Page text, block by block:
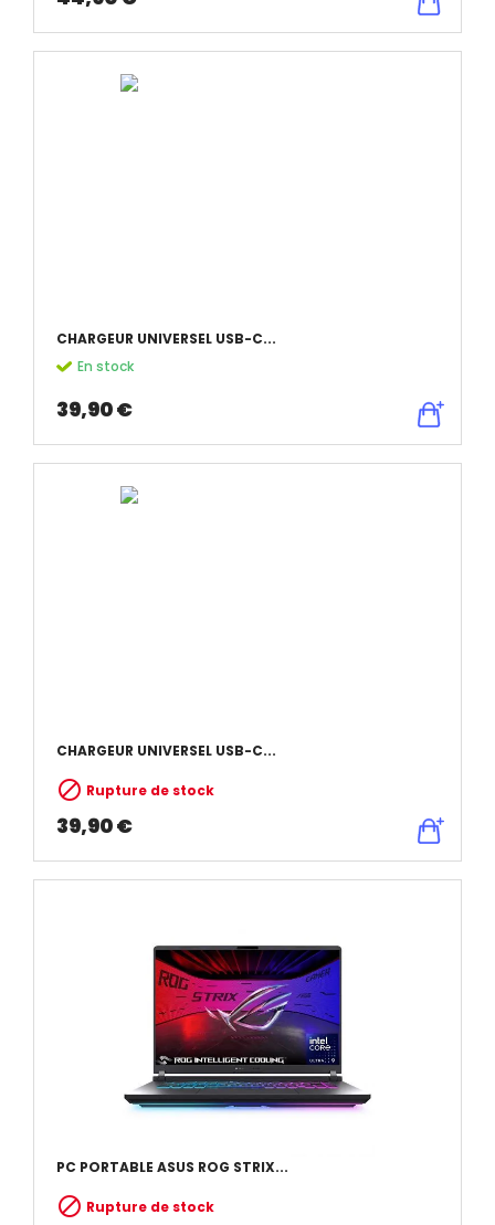
CHARGEUR UNIVERSEL USB-C...
En stock
39,90 €
CHARGEUR UNIVERSEL USB-C...
 Rupture de stock
39,90 €
PC PORTABLE ASUS ROG STRIX...
 Rupture de stock